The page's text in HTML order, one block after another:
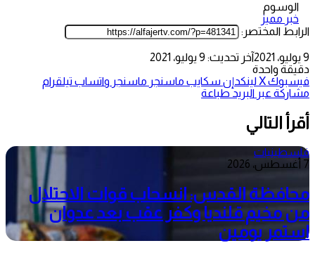
الوسوم
خبر مميز
الرابط المختصر:
9 يوليو، 2021
آخر تحديث: 9 يوليو، 2021
دقيقة واحدة
فيسبوك‫Xلينكدإن سكايب ماسنجر ماسنجر واتساب تيلقرام
مشاركة عبر البريد طباعة
أقرأ التالي
فلسطينيات
7 أغسطس، 2026
محافظة القدس: انسحاب قوات الاحتلال
من مخيم قلنديا وكفر عقب بعد عدوان
استمر يومين